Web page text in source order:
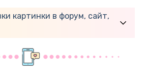
картинки в форум, сайт,